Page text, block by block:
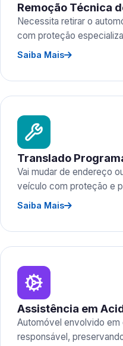
Remoção Técnica
Necessita retirar o
com proteção
Saiba Mais
Translado
Vai mudar de endereço
veículo com proteção e
Saiba Mais
Assistência em
Automóvel envolvido em
responsável,